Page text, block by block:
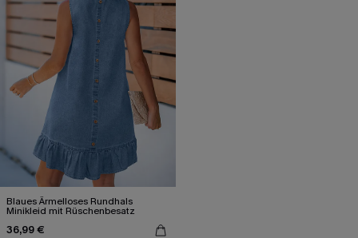
Blaues Ärmelloses Rundhals
Minikleid mit Rüschenbesatz
36,99 €